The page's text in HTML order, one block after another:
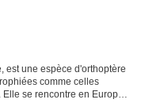
est une espèce d'orthoptère
comme celles
se rencontre en Europe :